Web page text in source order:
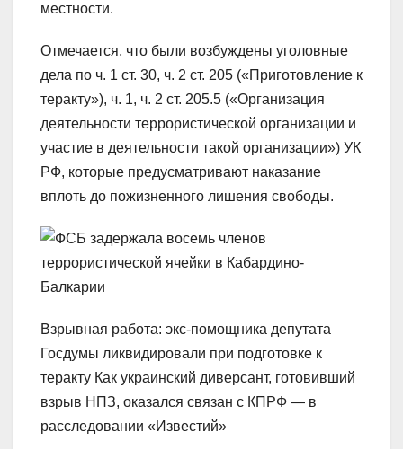
местности.
Отмечается, что были возбуждены уголовные
дела по ч. 1 ст. 30, ч. 2 ст. 205 («Приготовление к
теракту»), ч. 1, ч. 2 ст. 205.5 («Организация
деятельности террористической организации и
участие в деятельности такой организации») УК
РФ, которые предусматривают наказание
вплоть до пожизненного лишения свободы.
Взрывная работа: экс-помощника депутата
Госдумы ликвидировали при подготовке к
теракту Как украинский диверсант, готовивший
взрыв НПЗ, оказался связан с КПРФ — в
расследовании «Известий»